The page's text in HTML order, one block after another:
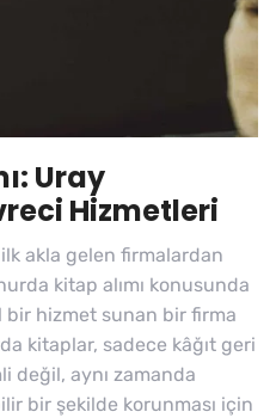
Uray
Hizmetleri
akla gelen firmalardan
kitap alımı konusunda
hizmet sunan bir firma
kitaplar, sadece kâğıt geri
değil, aynı zamanda
bir şekilde korunması için